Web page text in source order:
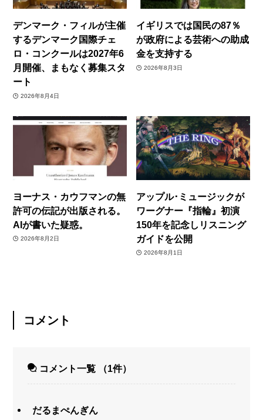
デンマーク・フィルが主催
するデンマーク国際チェ
ロ・コンクールは2027年6
月開催、まもなく募集スタ
ート
2026年8月4日
イギリスでは国民の87％
が政府による芸術への助成
金を支持する
2026年8月3日
ヨーナス・カウフマンの無
許可の伝記が出版される。
AIが書いた疑惑。
2026年8月2日
アップル･ミュージックが
ワーグナー『指輪』初演
150年を記念しリスニング
ガイドを公開
2026年8月1日
コメント
コメント一覧 （1件）
だるまぺんぎん